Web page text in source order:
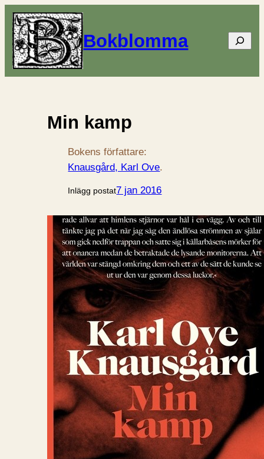
Bokblomma Sök
Min kamp
Bokens författare:
Knausgård, Karl Ove.
Inlägg postat7 jan 2016